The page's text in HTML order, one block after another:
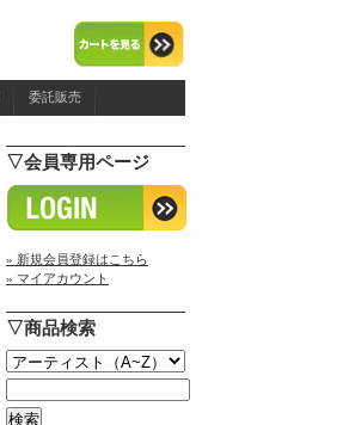
委託販売
▽会員専用ページ
» 新規会員登録はこちら
» マイアカウント
▽商品検索